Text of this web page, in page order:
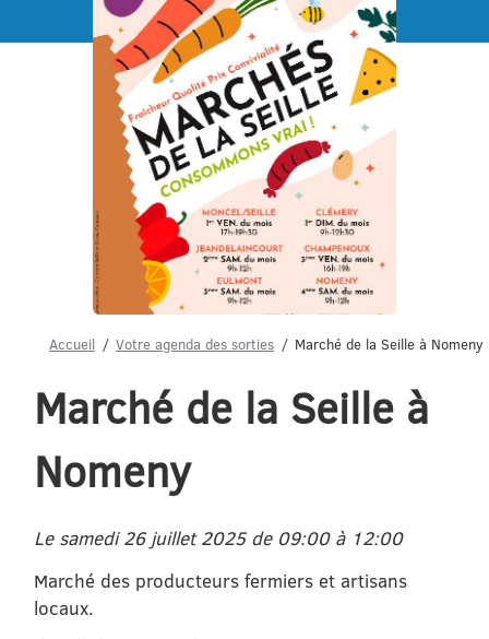
Menu
Accueil Votre agenda des sorties Marché de la Seille à Nomeny
Marché de la Seille à
Nomeny
Le samedi 26 juillet 2025 de 09:00 à 12:00
Marché des producteurs fermiers et artisans
locaux.